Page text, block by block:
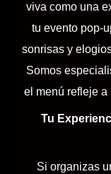
viva como una
tu evento pop-
sonrisas y
Somos
el menú refleje
Tu
Si organizas